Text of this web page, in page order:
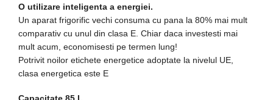
aparat de calcat vertical
Aparate de scame
Fiare de calcat
Statii de calcat
Aparate de masaj
Aparate de ras electrice
O utilizare inteligenta a energiei.
Un aparat frigorific vechi consuma cu pana la 80% mai mult
comparativ cu unul din clasa E. Chiar daca investesti mai
mult acum, economisesti pe termen lung!
Potrivit noilor etichete energetice adoptate la nivelul UE,
clasa energetica este E